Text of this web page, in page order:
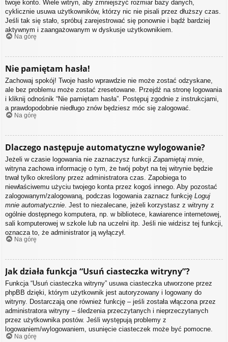
twoje konto. Wiele witryn, aby zmniejszyć rozmiar bazy danych,
cyklicznie usuwa użytkowników, którzy nic nie pisali przez dłuższy czas.
Jeśli tak się stało, spróbuj zarejestrować się ponownie i bądź bardziej
aktywnym i zaangażowanym w dyskusje użytkownikiem.
Na górę
Nie pamiętam hasła!
Zachowaj spokój! Twoje hasło wprawdzie nie może zostać odzyskane,
ale bez problemu może zostać zresetowane. Przejdź na stronę logowania
i kliknij odnośnik “Nie pamiętam hasła”. Postępuj zgodnie z instrukcjami,
a prawdopodobnie niedługo znów będziesz móc się zalogować.
Na górę
Dlaczego następuje automatyczne wylogowanie?
Jeżeli w czasie logowania nie zaznaczysz funkcji Zapamiętaj mnie
witryna zachowa informację o tym, że twój pobyt na tej witrynie będzie
trwał tylko określony przez administratora czas. Zapobiega to
niewłaściwemu użyciu twojego konta przez kogoś innego. Aby pozostać
zalogowanym/zalogowaną, podczas logowania zaznacz funkcję Loguj
mnie automatycznie . Jest to niezalecane, jeżeli korzystasz z witryny z
ogólnie dostępnego komputera, np. w bibliotece, kawiarence internetowej,
sali komputerowej w szkole lub na uczelni itp. Jeśli nie widzisz tej funkcji,
oznacza to, że administrator ją wyłączył.
Na górę
Jak działa funkcja “Usuń ciasteczka witryny”?
Funkcja “Usuń ciasteczka witryny” usuwa ciasteczka utworzone przez
phpBB dzięki, którym użytkownik jest autoryzowany i logowany do
witryny. Dostarczają one również funkcję – jeśli została włączona przez
administratora witryny – śledzenia przeczytanych i nieprzeczytanych
przez użytkownika postów. Jeśli występują problemy z
logowaniem/wylogowaniem, usunięcie ciasteczek może być pomocne.
Na górę